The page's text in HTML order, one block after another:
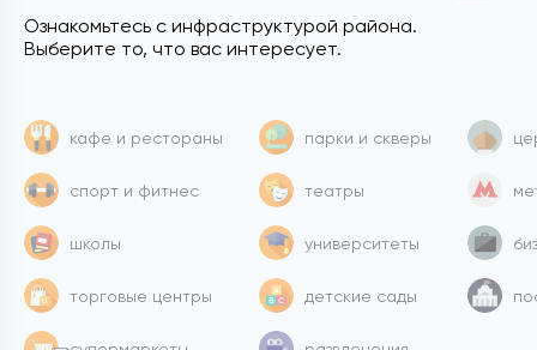
Ознакомьтесь с инфраструктурой района.
Выберите то, что вас интересует.
кафе и рестораны
спорт и фитнес
школы
торговые центры
парки и скверы
театры
университеты
детские сады